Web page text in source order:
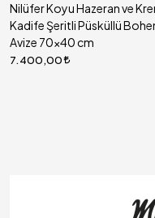
Nilüfer Koyu Hazeran ve
Kadife Şeritli Püsküllü
Avize 70x40 cm
7.400,00